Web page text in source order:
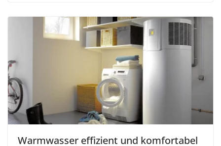
Warmwasser effizient und komfortabel